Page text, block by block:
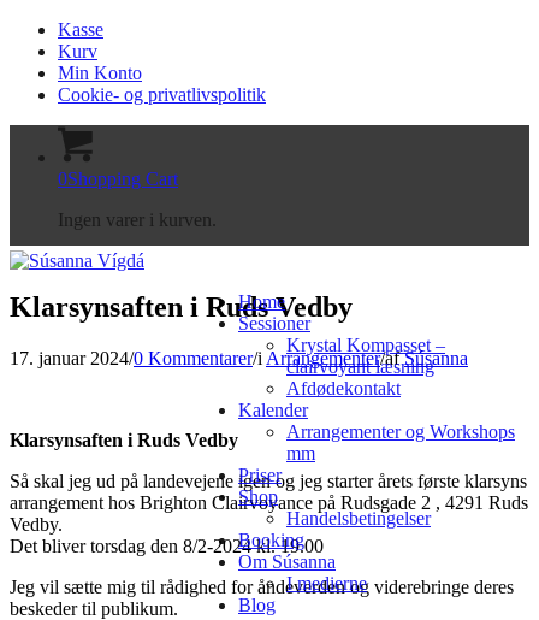
Kasse
Kurv
Min Konto
Cookie- og privatlivspolitik
0Shopping Cart
Ingen varer i kurven.
Home
Sessioner
Krystal Kompasset –
clairvoyant læsning
Afdødekontakt
Kalender
Arrangementer og Workshops
mm
Priser
Shop
Handelsbetingelser
Booking
Om Súsanna
I medierne
Blog
Klarsynsaften i Ruds Vedby
17. januar 2024/0 Kommentarer/i Arrangementer/afSúsanna
Klarsynsaften i Ruds Vedby
Så skal jeg ud på landevejene igen og jeg starter årets første klarsyns
arrangement hos Brighton Clairvoyance på Rudsgade 2 , 4291 Ruds
Vedby.
Det bliver torsdag den 8/2-2024 kl. 19.00
Jeg vil sætte mig til rådighed for åndeverden og viderebringe deres
beskeder til publikum.